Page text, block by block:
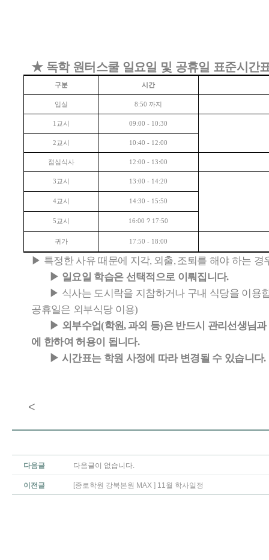
★ 독학 원터스쿨 일요일 및 공휴일 표준시간
구분 시간
입실 8:50 까지
1 교시 09:00 - 10:30
2 교시 10:40 - 12:00
점심식사 12:00 - 13:00
3 교시 13:00 - 14:20
4교시 14:30 - 15:50
5 교시 16:00 ? 17:50
귀가 17:50 - 18:00
▶ 특정한 사유 때문에 지각, 외출, 조퇴를 해야 하는 경
▶ 일요일 학습은 선택적으로 이뤄집니다.
▶ 식사는 도시락을 지참하거나 구내 식당을 이용
공휴일은 외부식당 이용)
▶ 외부수업(학원, 과외 등)은 반드시 관리선생님
에 한하여 허용이 됩니다.
▶ 시간표는 학원 사정에 따라 변경될 수 있습니다.
<
다음글 다음글이 없습니다.
이전글 [종로학원 강북본원 MAX ] 11월 학사일정